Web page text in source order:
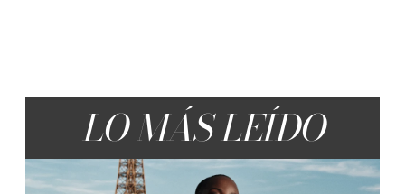
LO MÁS LEÍDO